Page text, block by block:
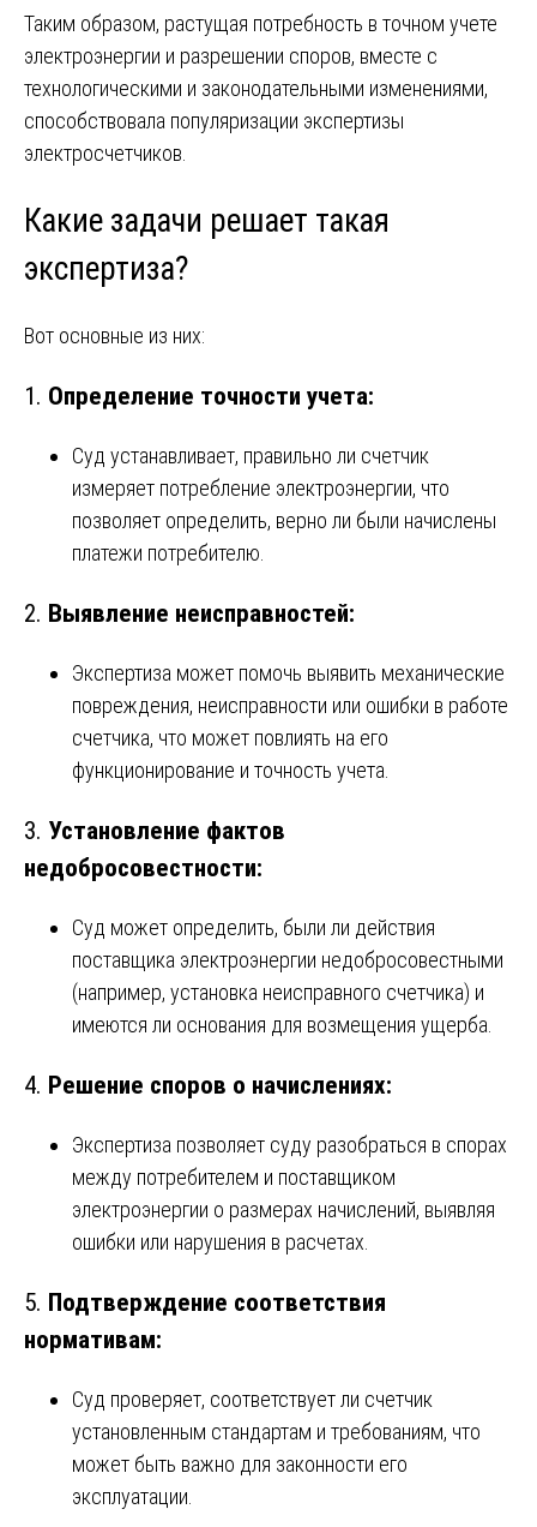
Таким образом, растущая потребность в точном учете
электроэнергии и разрешении споров, вместе с
технологическими и законодательными изменениями,
способствовала популяризации экспертизы
электросчетчиков.
Какие задачи решает такая
экспертиза?
Вот основные из них:
1. Определение точности учета:
Суд устанавливает, правильно ли счетчик
измеряет потребление электроэнергии, что
позволяет определить, верно ли были начислены
платежи потребителю.
2. Выявление неисправностей:
Экспертиза может помочь выявить механические
повреждения, неисправности или ошибки в работе
счетчика, что может повлиять на его
функционирование и точность учета.
3. Установление фактов
недобросовестности:
Суд может определить, были ли действия
поставщика электроэнергии недобросовестными
(например, установка неисправного счетчика) и
имеются ли основания для возмещения ущерба.
4. Решение споров о начислениях:
Экспертиза позволяет суду разобраться в спорах
между потребителем и поставщиком
электроэнергии о размерах начислений, выявляя
ошибки или нарушения в расчетах.
5. Подтверждение соответствия
нормативам:
Суд проверяет, соответствует ли счетчик
установленным стандартам и требованиям, что
может быть важно для законности его
эксплуатации.